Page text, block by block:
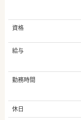
資格
給与
勤務時間
休日